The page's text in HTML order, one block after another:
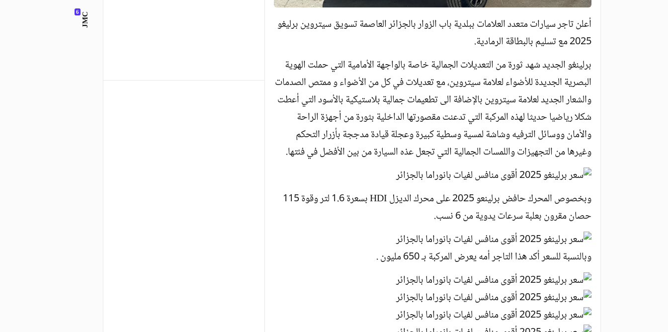
أعلن تاجر سيارات متعدد العلامات ببلدية باب الزوار بالجزائر العاصمة تسويق سيتروين برليغو
2025 مع تسليم بالبطاقة الرمادية.
برلينغو الجديد شهد ثورة من التعديلات الجمالية خاصة بالواجهة الأمامية التي حملت الهوية
البصرية الجديدة للأضواء لعلامة سيتروين، مع تعديلات في كل من الأضواء و ممتص الصدمات
والشعار الجديد لعلامة سيتروين بالإضافة الى تطعيمات جمالية بلاستيكية بالأسود التي أعطت
شكلا رياضيا حديثا لهذه المركبة التي تدعنت مقصورتها الداخلية بثورة من أجهزة الراحة
والأمان ووسائل الترفيه وشاشة لمسية وسطية كبيرة وعجلة قيادة مدججة بأزرار التحكم
وغيرها من التجهيزات واللمسات الجمالية التي تجعل عذه السيارة من بين الأفضل في فئتها.
وبخصوص المحرك حافض برلينعو 2025 على محرك الديزل HDI بسعرة 1.6 لتر وقوة 115
حصان مقرون بعلبة سرعات يدوية من 6 نسب.
وبالنسبة للسعر أكد هذا التاجر أمه يعرض المركبة بـ 650 مليون .
JMC